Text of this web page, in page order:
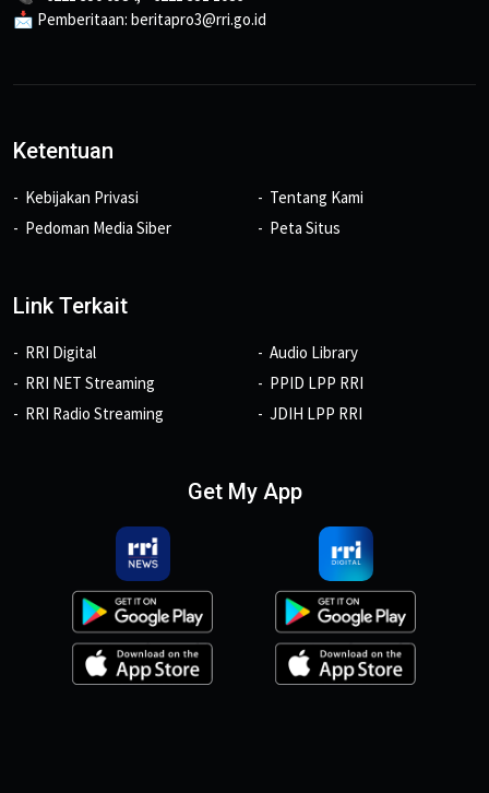
📩 Pemberitaan: beritapro3@rri.go.id
Ketentuan
Kebijakan Privasi
Pedoman Media Siber
Tentang Kami
Peta Situs
Link Terkait
RRI Digital
RRI NET Streaming
RRI Radio Streaming
Audio Library
PPID LPP RRI
JDIH LPP RRI
Get My App